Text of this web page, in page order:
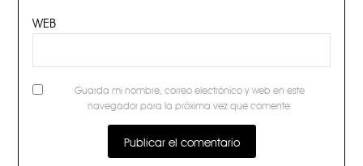
WEB
Guarda mi nombre, correo electrónico y web en este
navegador para la próxima vez que comente.